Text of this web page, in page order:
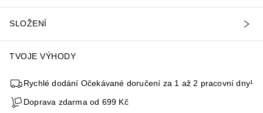
SLOŽENÍ
TVOJE VÝHODY
Rychlé dodání Očekávané doručení za 1 až 2 pracovní dny¹
Doprava zdarma od 699 Kč